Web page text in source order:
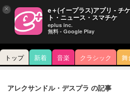
トップ 新着 音楽 クラシック 舞
アレクサンドル・デスプラ の記事
× e＋(イープラス)アプリ - チ
ト・ニュース・スマチケ
eplus inc.
無料 - Google Play